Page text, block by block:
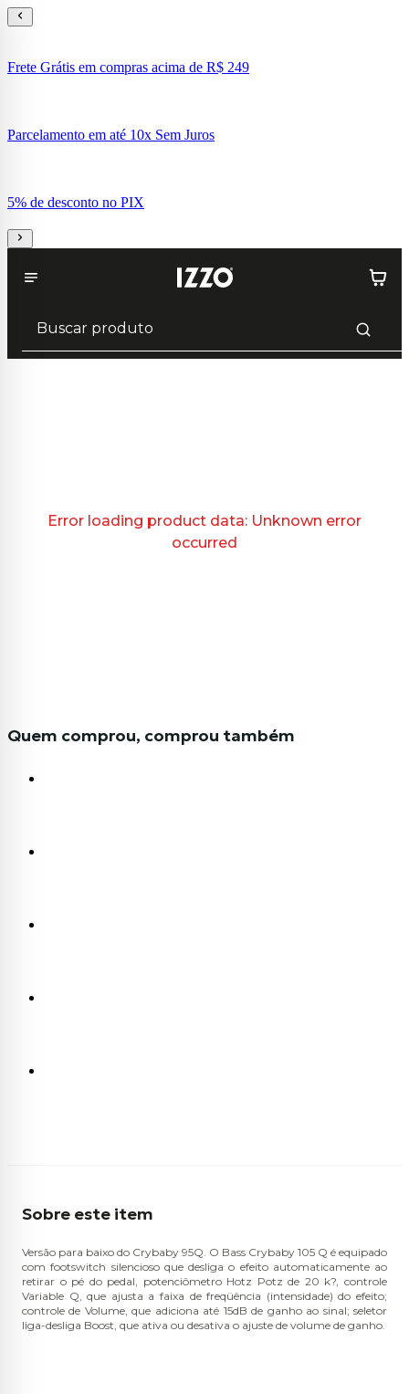
Frete Grátis em compras acima de R$ 249
Parcelamento em até 10x Sem Juros
5% de desconto no PIX
Error loading product data: Unknown error
occurred
Quem comprou, comprou também
Sobre este item
Versão para baixo do Crybaby 95Q. O Bass Crybaby 105 Q é equipado
com footswitch silencioso que desliga o efeito automaticamente ao
retirar o pé do pedal, potenciômetro Hotz Potz de 20 k?, controle
Variable Q, que ajusta a faixa de freqüência (intensidade) do efeito;
controle de Volume, que adiciona até 15dB de ganho ao sinal; seletor
liga-desliga Boost, que ativa ou desativa o ajuste de volume de ganho.